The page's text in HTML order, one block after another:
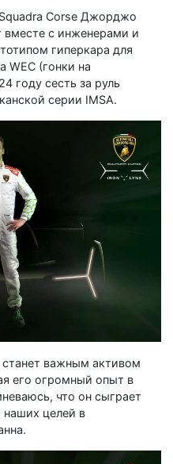
Corse Джорджо
вместе с инженерами и
гиперкара для
WEC (гонки на
году сесть за руль
серии IMSA.
важным активом
его огромный опыт в
что он сыграет
целей в